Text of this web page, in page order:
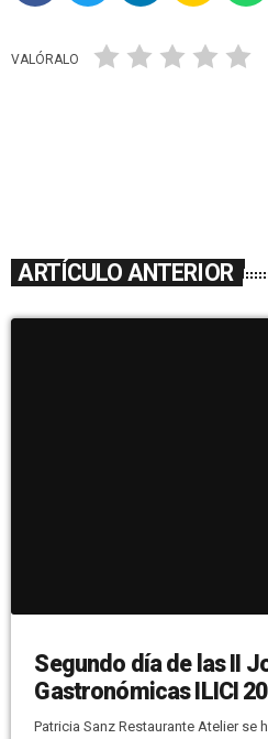
VALÓRALO
ARTÍCULO ANTERIOR
Segundo día de las II
Gastronómicas ILICI
Patricia Sanz Restaurante Atelier se